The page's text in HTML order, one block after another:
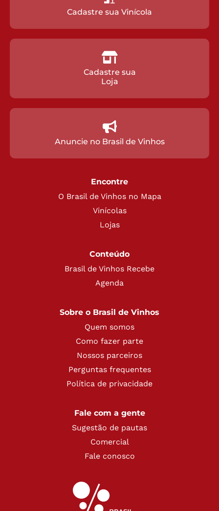
Cadastre sua Vinícola
Cadastre sua
Loja
Anuncie no Brasil de Vinhos
Encontre
O Brasil de Vinhos no Mapa
Vinícolas
Lojas
Conteúdo
Brasil de Vinhos Recebe
Agenda
Sobre o Brasil de Vinhos
Quem somos
Como fazer parte
Nossos parceiros
Perguntas frequentes
Política de privacidade
Fale com a gente
Sugestão de pautas
Comercial
Fale conosco